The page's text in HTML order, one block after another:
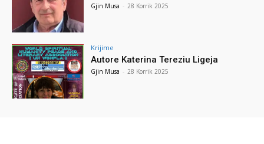
Gjin Musa - 28 Korrik 2025
Krijime
Autore Katerina Tereziu Ligeja
Gjin Musa - 28 Korrik 2025